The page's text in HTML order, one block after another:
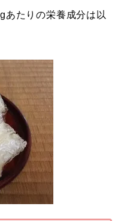
あたりの栄養成分は以